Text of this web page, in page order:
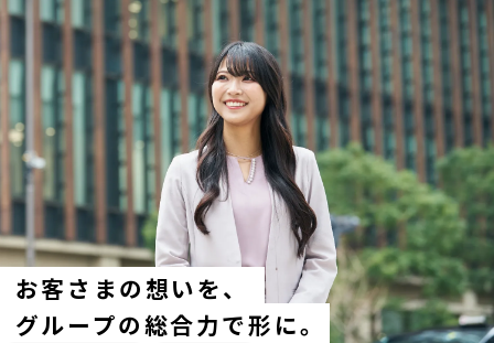
お客さまの想いを、
グループの総合力で形に｡